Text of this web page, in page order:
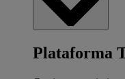
Plataforma